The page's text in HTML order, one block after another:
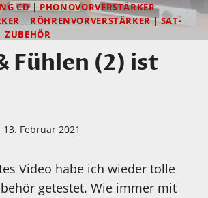
CD|PHONOVORVERSTÄRKER|
| RÖHRENVORVERSTÄRKER|SAT-
|ZUBEHÖR
Fühlen (2) ist
13. Februar 2021
Video habe ich wieder tolle
getestet. Wie immer mit